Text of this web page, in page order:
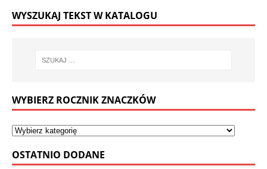
WYSZUKAJ TEKST W KATALOGU
WYBIERZ ROCZNIK ZNACZKÓW
OSTATNIO DODANE